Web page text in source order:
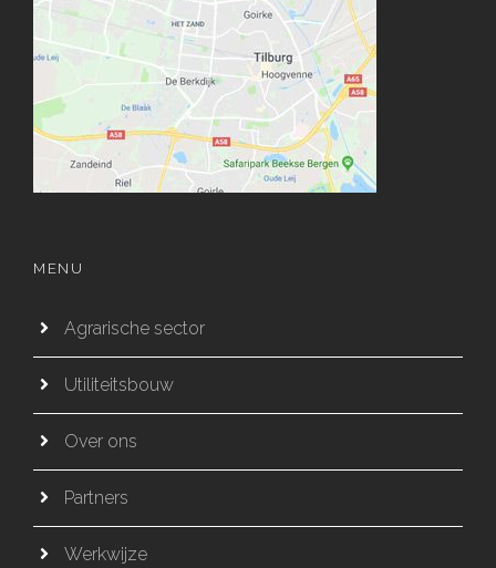
MENU
Agrarische sector
Utiliteitsbouw
Over ons
Partners
Werkwijze